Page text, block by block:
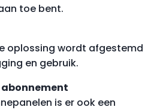
toe bent.
oplossing wordt afgestemd
en gebruik.
abonnement
is er ook een